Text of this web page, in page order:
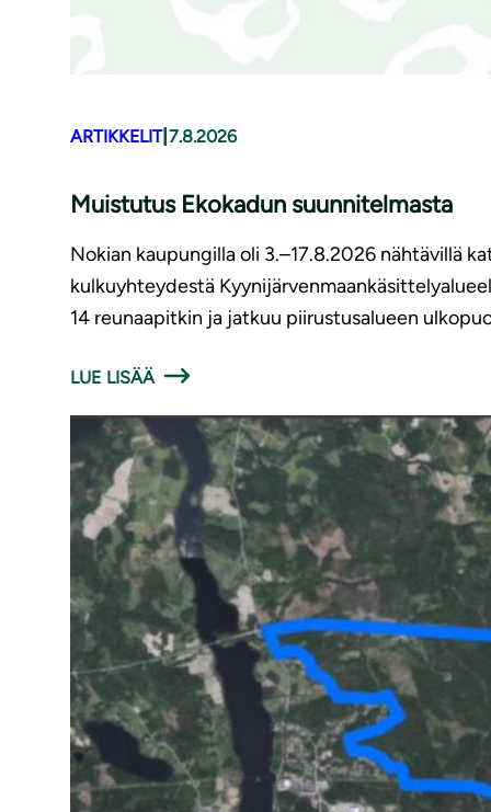
ARTIKKELIT| 7.8.2026
Muistutus Ekokadun suunnitelmasta
Nokian kaupungilla oli 3.–17.8.2026 nähtävillä
kulkuyhteydestä
14 reunaapitkin ja jatkuu piirustusalueen
LUE LISÄÄ